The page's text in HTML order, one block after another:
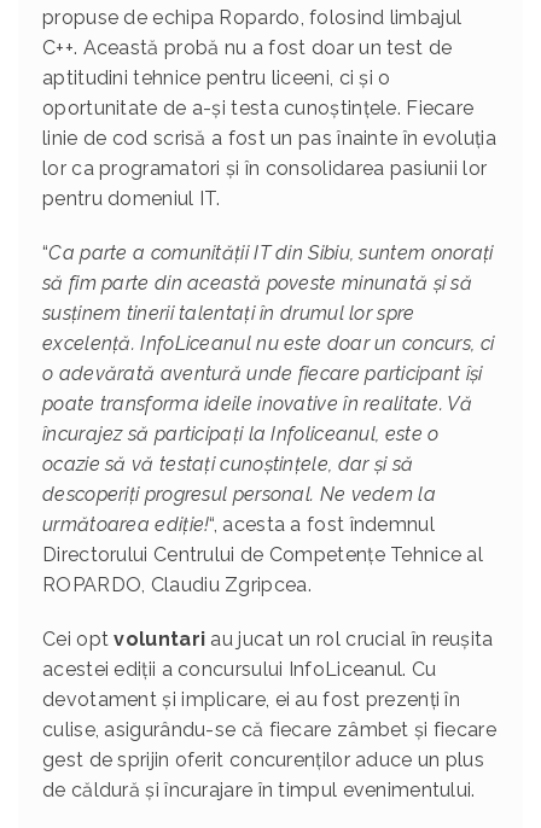
propuse de echipa Ropardo, folosind limbajul
C++. Această probă nu a fost doar un test de
aptitudini tehnice pentru liceeni, ci și o
oportunitate de a-și testa cunoștințele. Fiecare
linie de cod scrisă a fost un pas înainte în evoluția
lor ca programatori și în consolidarea pasiunii lor
pentru domeniul IT.
“Ca parte a comunității IT din Sibiu, suntem onorați
să fim parte din această poveste minunată și să
susținem tinerii talentați în drumul lor spre
excelență. InfoLiceanul nu este doar un concurs, ci
o adevărată aventură unde fiecare participant își
poate transforma ideile inovative în realitate. Vă
încurajez să participați la Infoliceanul, este o
ocazie să vă testați cunoștințele, dar și să
descoperiți progresul personal. Ne vedem la
următoarea ediție!“, acesta a fost îndemnul
Directorului Centrului de Competențe Tehnice al
ROPARDO, Claudiu Zgripcea.
Cei optvoluntari au jucat un rol crucial în reușita
acestei ediții a concursului InfoLiceanul. Cu
devotament și implicare, ei au fost prezenți în
culise, asigurându-se că fiecare zâmbet și fiecare
gest de sprijin oferit concurenților aduce un plus
de căldură și încurajare în timpul evenimentului.